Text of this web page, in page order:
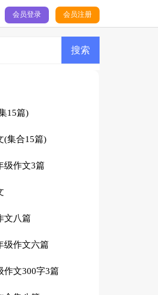
会员登录 会员注册
15篇)
(集合15篇)
级作文3篇
文八篇
级作文六篇
作文300字3篇